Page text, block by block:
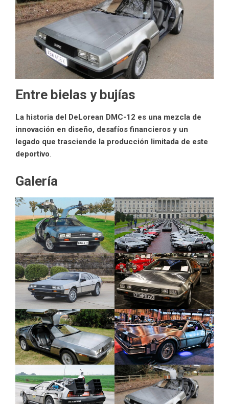
Entre bielas y bujías
La historia del DeLorean DMC-12 es una mezcla de
innovación en diseño, desafíos financieros y un
legado que trasciende la producción limitada de este
deportivo.
Galería